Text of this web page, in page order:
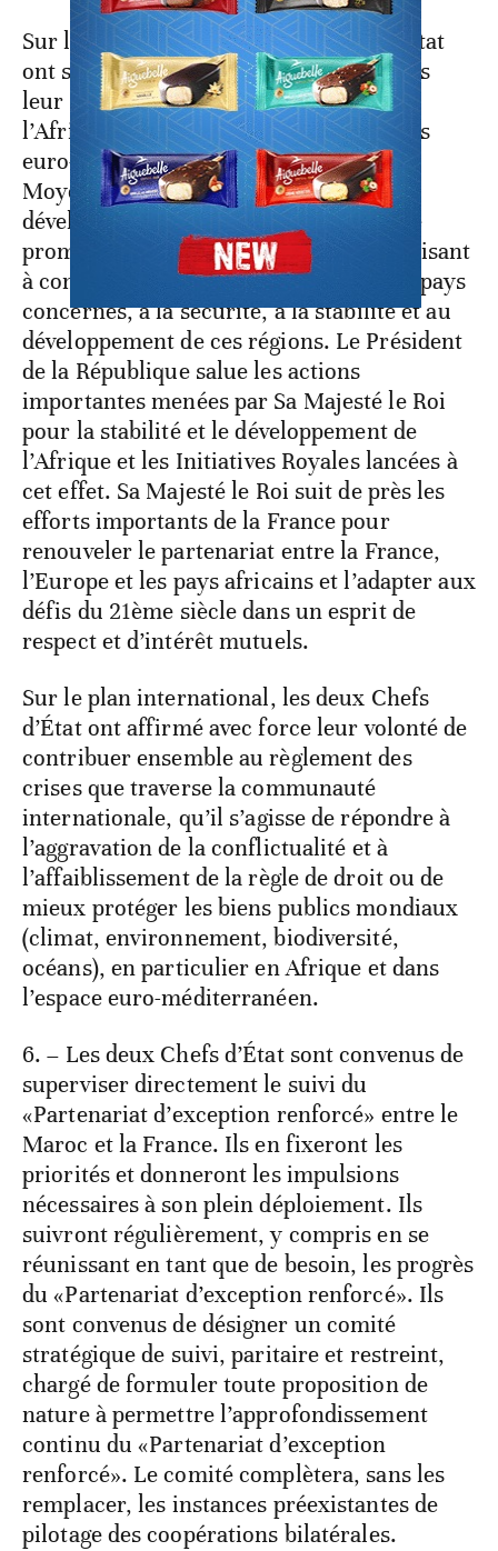
Sur le plan régional, les deux Chefs d’État
ont souligné l’importance centrale, dans
leur dialogue stratégique bilatéral, de
l’Afrique et de l’Atlantique, des relations
euro-méditerranéennes et du Proche et
Moyen-Orient. Ils sont convenus de
développer leur concertation, en vue de
promouvoir des initiatives communes visant
à contribuer ensemble, en lien avec les pays
concernés, à la sécurité, à la stabilité et au
développement de ces régions. Le Président
de la République salue les actions
importantes menées par Sa Majesté le Roi
pour la stabilité et le développement de
l’Afrique et les Initiatives Royales lancées à
cet effet. Sa Majesté le Roi suit de près les
efforts importants de la France pour
renouveler le partenariat entre la France,
l’Europe et les pays africains et l’adapter aux
défis du 21ème siècle dans un esprit de
respect et d’intérêt mutuels.
Sur le plan international, les deux Chefs
d’État ont affirmé avec force leur volonté de
contribuer ensemble au règlement des
crises que traverse la communauté
internationale, qu’il s’agisse de répondre à
l’aggravation de la conflictualité et à
l’affaiblissement de la règle de droit ou de
mieux protéger les biens publics mondiaux
(climat, environnement, biodiversité,
océans), en particulier en Afrique et dans
l’espace euro-méditerranéen.
6. – Les deux Chefs d’État sont convenus de
superviser directement le suivi du
«Partenariat d’exception renforcé» entre le
Maroc et la France. Ils en fixeront les
priorités et donneront les impulsions
nécessaires à son plein déploiement. Ils
suivront régulièrement, y compris en se
réunissant en tant que de besoin, les progrès
du «Partenariat d’exception renforcé». Ils
sont convenus de désigner un comité
stratégique de suivi, paritaire et restreint,
chargé de formuler toute proposition de
nature à permettre l’approfondissement
continu du «Partenariat d’exception
renforcé». Le comité complètera, sans les
remplacer, les instances préexistantes de
pilotage des coopérations bilatérales.